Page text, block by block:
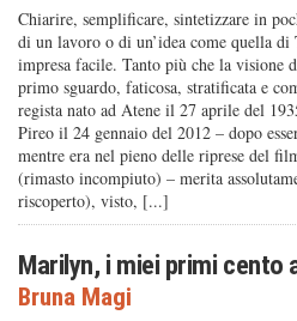
Chiarire, semplificare, sintetizzare in
di un lavoro o di un’idea come quella
impresa facile. Tanto più che la visione
primo sguardo, faticosa, stratificata e
regista nato ad Atene il 27 aprile del
Pireo il 24 gennaio del 2012 – dopo
mentre era nel pieno delle riprese del
(rimasto incompiuto) – merita
riscoperto), visto, [...]
Marilyn, i miei primi cento
Bruna Magi